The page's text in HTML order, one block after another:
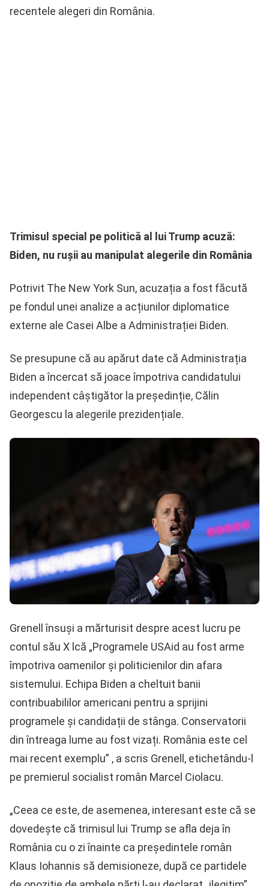
recentele alegeri din România.
Trimisul special pe politică al lui Trump acuză:
Biden, nu rușii au manipulat alegerile din România
Potrivit The New York Sun, acuzația a fost făcută
pe fondul unei analize a acțiunilor diplomatice
externe ale Casei Albe a Administrației Biden.
Se presupune că au apărut date că Administrația
Biden a încercat să joace împotriva candidatului
independent câștigător la președinție, Călin
Georgescu la alegerile prezidențiale.
Grenell însuși a mărturisit despre acest lucru pe
contul său X lcă „Programele USAid au fost arme
împotriva oamenilor și politicienilor din afara
sistemului. Echipa Biden a cheltuit banii
contribuabililor americani pentru a sprijini
programele și candidații de stânga. Conservatorii
din întreaga lume au fost vizați. România este cel
mai recent exemplu” , a scris Grenell, etichetându-l
pe premierul socialist român Marcel Ciolacu.
„Ceea ce este, de asemenea, interesant este că se
dovedește că trimisul lui Trump se afla deja în
România cu o zi înainte ca președintele român
Klaus Iohannis să demisioneze, după ce partidele